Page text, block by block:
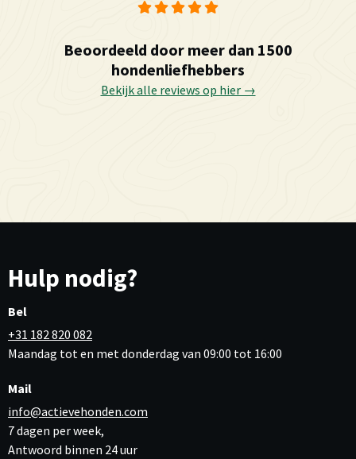
Beoordeeld door meer dan 1500
hondenliefhebbers
Bekijk alle reviews op hier →
Hulp nodig?
Bel
+31 182 820 082
Maandag tot en met donderdag van 09:00 tot 16:00
Mail
info@actievehonden.com
7 dagen per week,
Antwoord binnen 24 uur